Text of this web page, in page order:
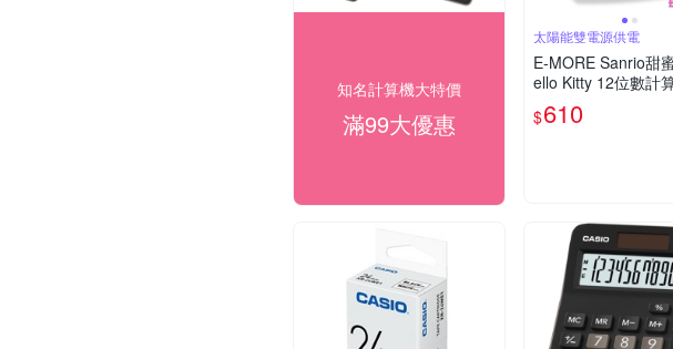
知名計算機大特價
滿99大優惠
太陽能雙電源供電
E-MORE Sanrio甜
ello Kitty 12位數計
00
$610